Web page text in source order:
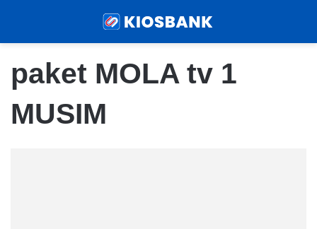
paket MOLA tv 1
MUSIM